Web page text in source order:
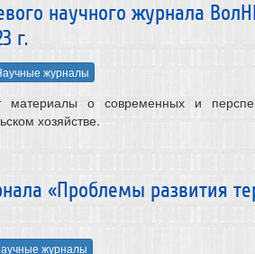
научного журнала
г.
журналы
материалы о современных и
хозяйстве.
«Проблемы развития
журналы